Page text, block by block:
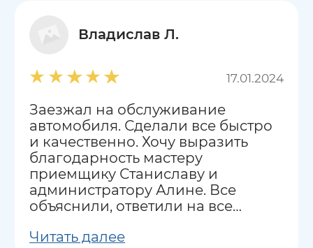
Владислав Л.
17.01.2024
Заезжал на обслуживание
автомобиля. Сделали все быстро
и качественно. Хочу выразить
благодарность мастеру
приемщику Станиславу и
администратору Алине. Все
объяснили, ответили на все
Читать далее